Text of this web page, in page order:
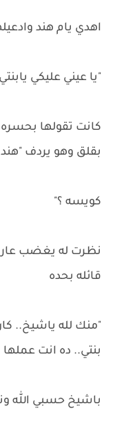
اهدي يام هند
"يا عيني عليكي
كانت تقولها
بقلق وهو يردف
كويسه ؟"
نظرت له يغضب
قائله بحده
"منك لله ياشيخ..
بنتي.. ده انت عملها
باشيخ حسبي الله